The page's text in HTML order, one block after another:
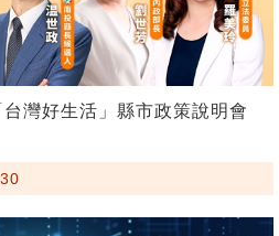
灣好生活」縣市政策說明會